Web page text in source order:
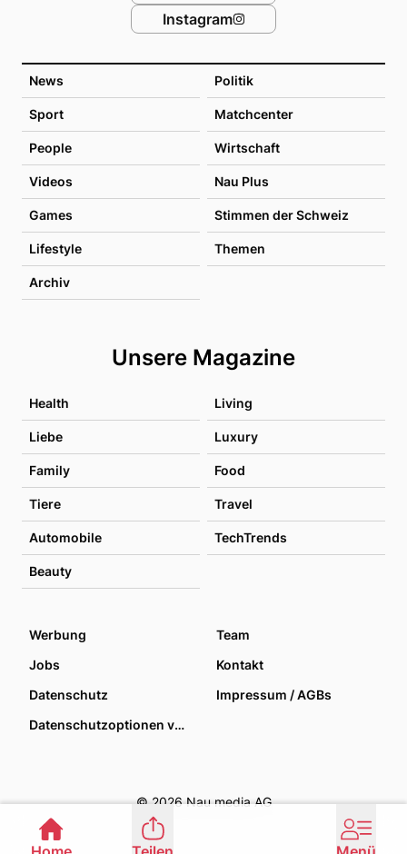
News Politik
Sport Matchcenter
People Wirtschaft
Videos Nau Plus
Games Stimmen der Schweiz
Lifestyle Themen
Archiv
Unsere Magazine
Health Living
Liebe Luxury
Family Food
Tiere Travel
Automobile TechTrends
Beauty
Instagram
Werbung
Team
Jobs
Kontakt
Datenschutz
Impressum / AGBs
Datenschutzoptionen verwalten
© 2026 Nau media AG